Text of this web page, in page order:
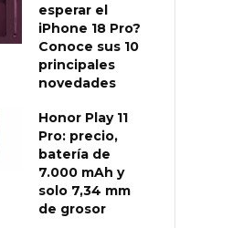
esperar el
iPhone 18 Pro?
Conoce sus 10
principales
novedades
Honor Play 11
Pro: precio,
batería de
7.000 mAh y
solo 7,34 mm
de grosor